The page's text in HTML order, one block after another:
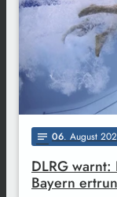
notes 06. August
DLRG
Bayern